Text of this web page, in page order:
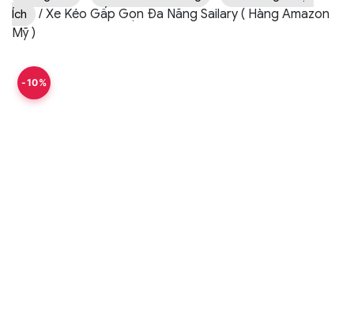
Ích
/ Xe Kéo Gấp Gọn Đa Năng Sailary ( Hàng Amazon
Mỹ )
-10%